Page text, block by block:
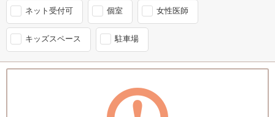
ネット受付可 個室 女性医師
キッズスペース 駐車場